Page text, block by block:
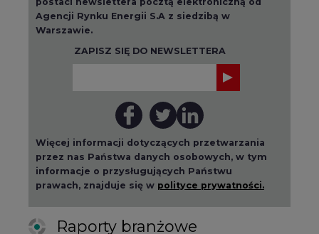
Więcej informacji dotyczących przetwarzania
przez nas Państwa danych osobowych, w tym
informacje o przysługujących Państwu
prawach, znajduje się w polityce prywatności.
Raporty branżowe